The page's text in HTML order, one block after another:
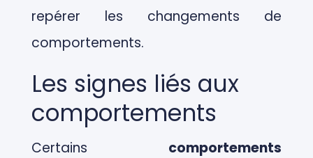
repérer les changements de
comportements.
Les signes liés aux
comportements
Certains comportements